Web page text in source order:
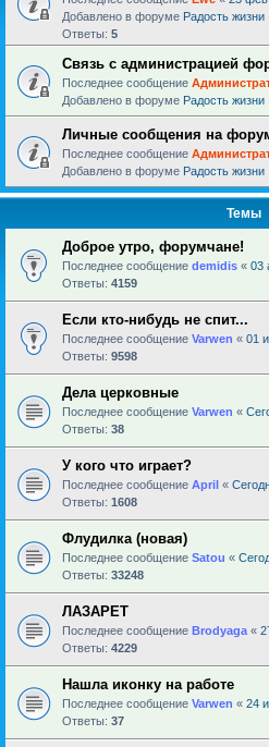
Добавлено в форуме Радость жизни
Ответы: 5
Связь с администрацией
Последнее сообщение
Добавлено в форуме Радость жизни
Личные сообщения на
Последнее сообщение
Добавлено в форуме Радость жизни
Темы
Доброе утро, форумчане!
Последнее сообщение demidis « 03
Ответы: 4159
Если кто-нибудь не спит...
Последнее сообщение Varwen « 01
Ответы: 9598
Дела церковные
Последнее сообщение Varwen «
Ответы: 38
У кого что играет?
Последнее сообщение April «
Ответы: 1608
Флудилка (новая)
Последнее сообщение Satou «
Ответы: 33248
ЛАЗАРЕТ
Последнее сообщение Brodyaga «
Ответы: 4229
Нашла иконку на работе
Последнее сообщение Varwen « 24
Ответы: 37